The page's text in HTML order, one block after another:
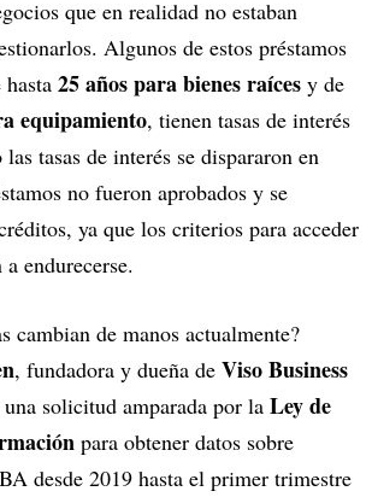
que en realidad no estaban
Algunos de estos préstamos
25 años para bienes raíces y de
equipamiento, tienen tasas de interés
tasas de interés se dispararon en
no fueron aprobados y se
ya que los criterios para acceder
endurecerse.
cambian de manos actualmente?
, fundadora y dueña de Viso Business
una solicitud amparada por la Ley de
para obtener datos sobre
desde 2019 hasta el primer trimestre